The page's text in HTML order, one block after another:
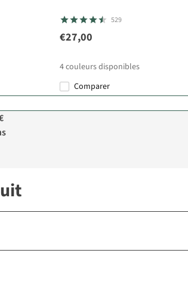
529
€27,00
4couleurs disponibles
Comparer